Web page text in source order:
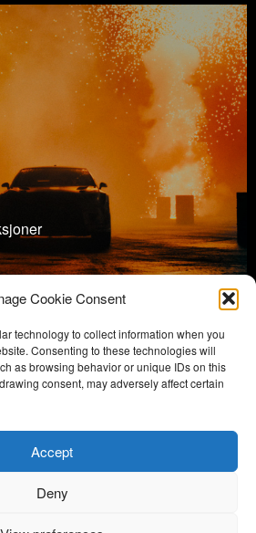
Cookie Consent
technology to collect information when you
Consenting to these technologies will
as browsing behavior or unique IDs on this
consent, may adversely affect certain
Accept
Deny
nyhetsbrev, og få siste
rett inn mailen!